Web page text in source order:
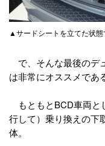
▲サードシートを立てた状態
で、そんな最後のデ
は非常にオススメであ
もともとBCD車両と
行して）乗り換えの下
体。